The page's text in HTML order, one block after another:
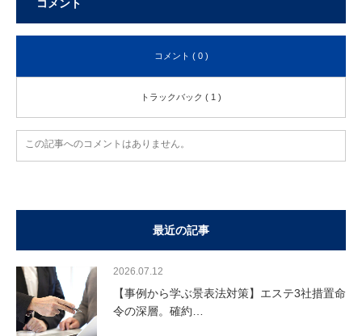
コメント
コメント ( 0 )
トラックバック ( 1 )
この記事へのコメントはありません。
最近の記事
2026.07.12
【事例から学ぶ景表法対策】エステ3社措置命
令の深層。確約…